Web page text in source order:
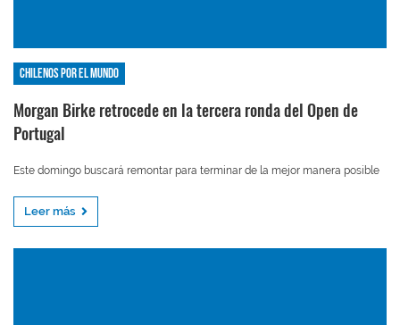
Chilenos por el mundo
Morgan Birke retrocede en la tercera ronda del Open de
Portugal
Este domingo buscará remontar para terminar de la mejor manera posible
Leer más